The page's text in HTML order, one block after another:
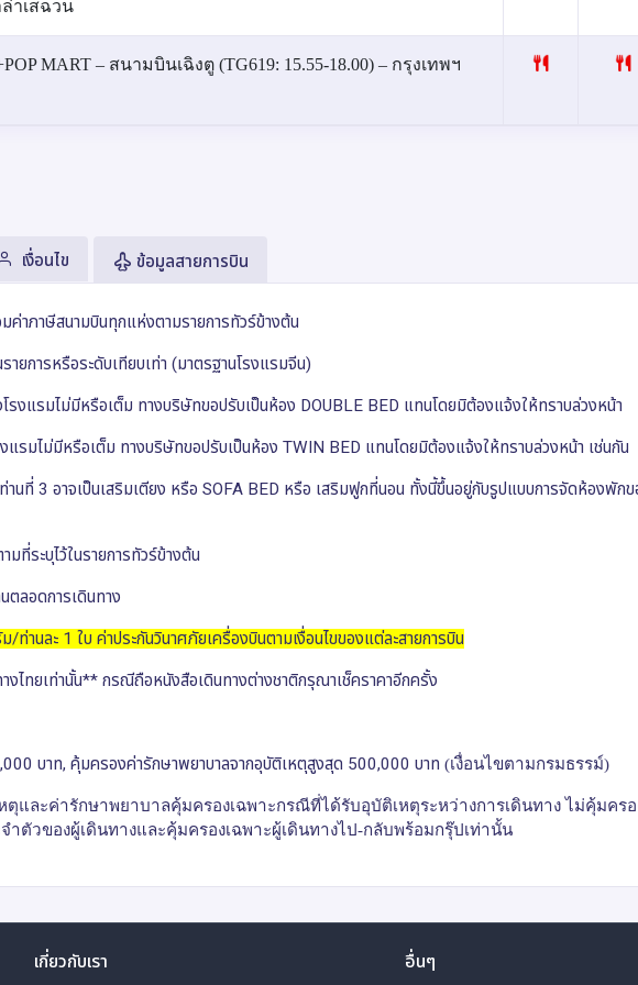
าเสฉวน
MART – สนามบินเฉิงตู (TG619: 15.55-18.00) – กรุงเทพฯ
เงื่อนไข ข้อมูลสายการบิน
ค่าภาษีสนามบินทุกแห่งตามรายการทัวร์ข้างต้น
ยการหรือระดับเทียบเท่า (มาตรฐานโรงแรมจีน)
งแรมไม่มีหรือเต็ม ทางบริษัทขอปรับเป็นห้อง DOUBLE BED แทนโดยมิต้องแจ้งให้ทราบล่วงหน้า
รมไม่มีหรือเต็ม ทางบริษัทขอปรับเป็นห้อง TWIN BED แทนโดยมิต้องแจ้งให้ทราบล่วงหน้า เช่นกัน
ที่ 3 อาจเป็นเสริมเตียง หรือ SOFA BED หรือ เสริมฟูกที่นอน ทั้งนี้ขึ้นอยู่กับรูปแบบการจัดห้องพักข
มที่ระบุไว้ในรายการทัวร์ข้างต้น
ตลอดการเดินทาง
ท่านละ 1 ใบ ค่าประกันวินาศภัยเครื่องบินตามเงื่อนไขของแต่ละสายการบิน
งไทยเท่านั้น** กรณีถือหนังสือเดินทางต่างชาติกรุณาเช็คราคาอีกครั้ง
บาท, คุ้มครองค่ารักษาพยาบาลจากอุบัติเหตุสูงสุด 500,000 บาท (เงื่อนไขตามกรมธรรม์)
ตุและค่ารักษาพยาบาลคุ้มครองเฉพาะกรณีที่ได้รับอุบัติเหตุระหว่างการเดินทาง ไม่คุ้มคร
ตัวของผู้เดินทางและคุ้มครองเฉพาะผู้เดินทางไป-กลับพร้อมกรุ๊ปเท่านั้น
เกี่ยวกับเรา อื่นๆ